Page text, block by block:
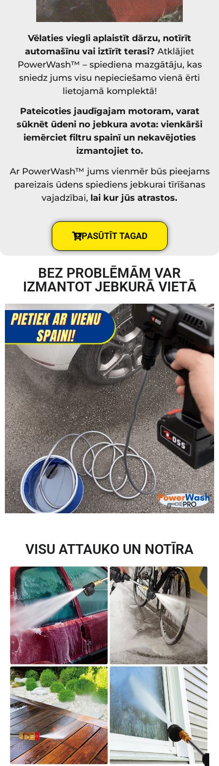
Vēlaties viegli aplaistīt dārzu, notīrīt
automašīnu vai iztīrīt terasi? Atklājiet
PowerWash™ – spiediena mazgātāju, kas
sniedz jums visu nepieciešamo vienā ērti
lietojamā komplektā!
Pateicoties jaudīgajam motoram, varat
sūknēt ūdeni no jebkura avota: vienkārši
iemērciet filtru spainī un nekavējoties
izmantojiet to.
Ar PowerWash™ jums vienmēr būs pieejams
pareizais ūdens spiediens jebkurai tīrīšanas
vajadzībai, lai kur jūs atrastos.
PASŪTĪT TAGAD
BEZ PROBLĒMĀM VAR
IZMANTOT JEBKURĀ VIETĀ
VISU ATTAUKO UN NOTĪRA